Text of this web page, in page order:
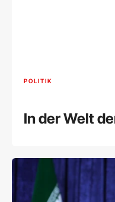
POLITIK
In der Welt